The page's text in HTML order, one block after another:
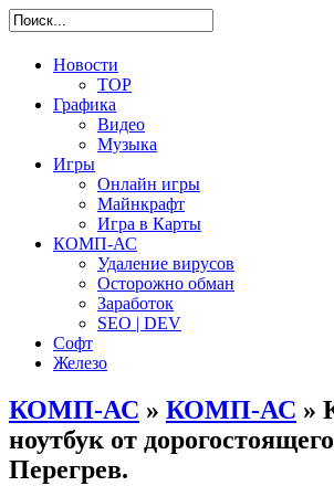
Новости
TOP
Графика
Видео
Музыка
Игры
Онлайн игры
Майнкрафт
Игра в Карты
КОМП-АС
Удаление вирусов
Осторожно обман
Заработок
SEO | DEV
Софт
Железо
КОМП-АС » КОМП-АС »
ноутбук от
Перегрев.